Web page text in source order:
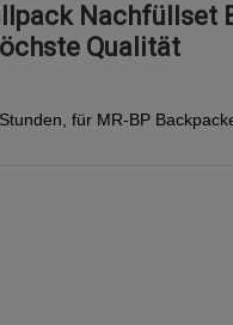
Nachfüllset
Qualität
für MR-BP